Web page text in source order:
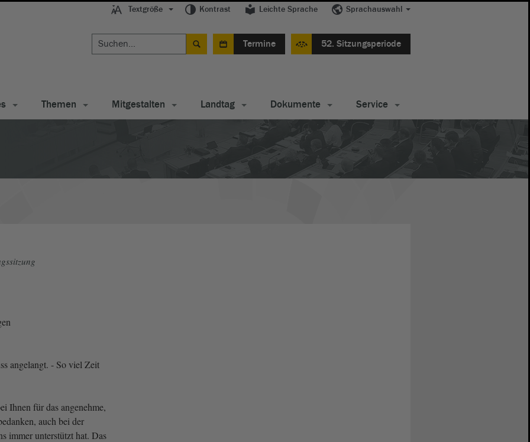
Textgröße Kontrast Leichte Sprache Sprachauswahl
Termine 52. Sitzungsperiode
Themen Mitgestalten Landtag Dokumente Service
angelangt. - So viel Zeit
Ihnen für das angenehme,
auch bei der
immer unterstützt hat. Das